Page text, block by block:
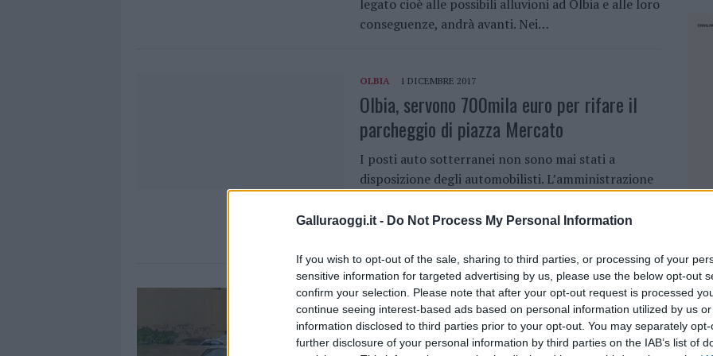
Galluraoggi.it - Do Not Process My Personal Information
If you wish to opt-out of the sale, sharing to third parties, or processing of your
sensitive information for targeted advertising by us, please use the below opt-out
confirm your selection. Please note that after your opt-out request is processed
continue seeing interest-based ads based on personal information utilized by us
information disclosed to third parties prior to your opt-out. You may separately
further disclosure of your personal information by third parties on the IAB’s list of
legato cioè alle possibili alluvioni ad Olbia e alle loro
conseguenze, andrà avanti. Nei…
OLBIA 1 DICEMBRE 2017
Olbia, servono 700mila euro per rifare il
parcheggio di piazza Mercato
I posti auto sotterranei non sono mai stati a
disposizione degli automobilisti. L’amministrazione
deciso: il parcheggio di piazza Mercato deve essere
CRONACA, OLBIA 28 NOVEMBRE 2017
Rimborsi alluvione 2013: lo Stato decurta
551 mila euro al Comune di Olbia